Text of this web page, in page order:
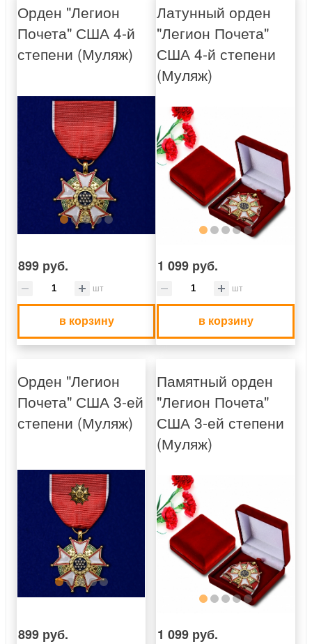
Орден "Легион
Почета" США 4-й
степени (Муляж)
899 руб.
шт
в корзину
Латунный орден
"Легион Почета"
США 4-й степени
(Муляж)
1 099 руб.
шт
в корзину
Орден "Легион
Почета" США 3-ей
степени (Муляж)
899 руб.
Памятный орден
"Легион Почета"
США 3-ей степени
(Муляж)
1 099 руб.